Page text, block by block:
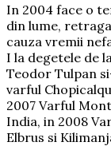
In 2004 face o
din lume,
cauza vremii
I la degetele de
Teodor Tulpan
varful
2007 Varful
India, in 2008
Elbrus si